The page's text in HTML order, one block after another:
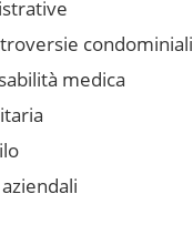
condominiali
medica